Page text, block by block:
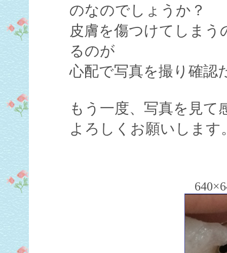
のなのでしょうか？
皮膚を傷つけてしま
るのが
心配で写真を撮り確認
もう一度、写真を見て
よろしくお願いします